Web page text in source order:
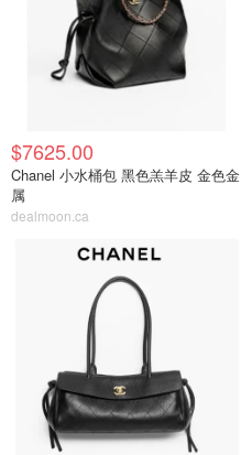
$7625.00
Chanel 小水桶包 黑色羔羊皮 金色金
属
dealmoon.ca